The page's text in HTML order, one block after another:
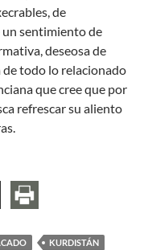
de
sentimiento de
deseosa de
de todo lo relacionado
que cree que por
refrescar su aliento
KURDISTÁN